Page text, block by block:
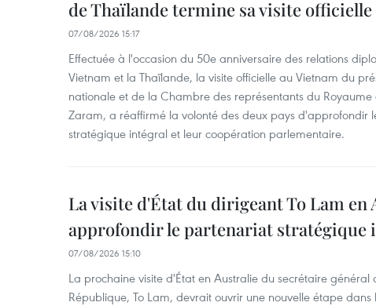
de Thaïlande termine sa visite
07/08/2026 15:17
Effectuée à l'occasion du 50e anniversaire des relations
Vietnam et la Thaïlande, la visite officielle au Vietnam du
nationale et de la Chambre des représentants du Royaume
Zaram, a réaffirmé la volonté des deux pays d'approfondir
stratégique intégral et leur coopération parlementaire.
La visite d'État du dirigeant To Lam
approfondir le partenariat stratégique
07/08/2026 15:10
La prochaine visite d'État en Australie du secrétaire général
République, To Lam, devrait ouvrir une nouvelle étape